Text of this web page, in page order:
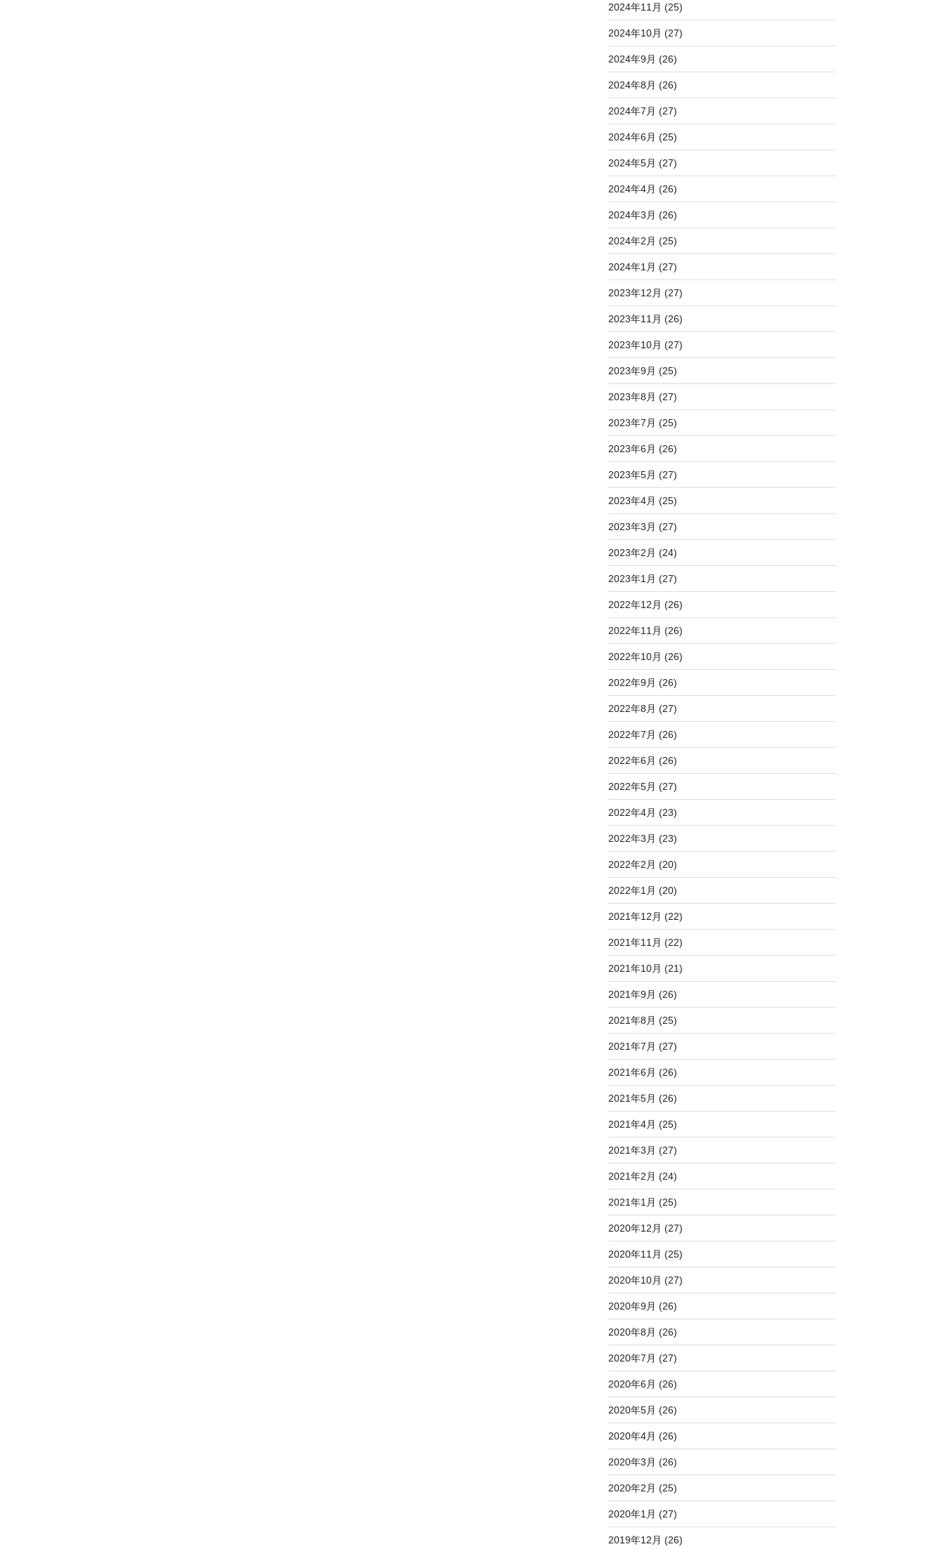
2024年11月 (25)
2024年10月 (27)
2024年9月 (26)
2024年8月 (26)
2024年7月 (27)
2024年6月 (25)
2024年5月 (27)
2024年4月 (26)
2024年3月 (26)
2024年2月 (25)
2024年1月 (27)
2023年12月 (27)
2023年11月 (26)
2023年10月 (27)
2023年9月 (25)
2023年8月 (27)
2023年7月 (25)
2023年6月 (26)
2023年5月 (27)
2023年4月 (25)
2023年3月 (27)
2023年2月 (24)
2023年1月 (27)
2022年12月 (26)
2022年11月 (26)
2022年10月 (26)
2022年9月 (26)
2022年8月 (27)
2022年7月 (26)
2022年6月 (26)
2022年5月 (27)
2022年4月 (23)
2022年3月 (23)
2022年2月 (20)
2022年1月 (20)
2021年12月 (22)
2021年11月 (22)
2021年10月 (21)
2021年9月 (26)
2021年8月 (25)
2021年7月 (27)
2021年6月 (26)
2021年5月 (26)
2021年4月 (25)
2021年3月 (27)
2021年2月 (24)
2021年1月 (25)
2020年12月 (27)
2020年11月 (25)
2020年10月 (27)
2020年9月 (26)
2020年8月 (26)
2020年7月 (27)
2020年6月 (26)
2020年5月 (26)
2020年4月 (26)
2020年3月 (26)
2020年2月 (25)
2020年1月 (27)
2019年12月 (26)